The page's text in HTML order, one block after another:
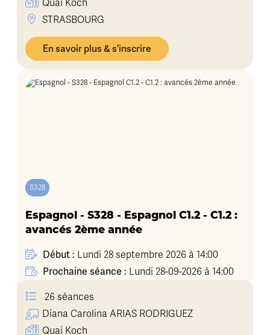
Quai Koch
STRASBOURG
En savoir plus & s'inscrire
S328
Espagnol - S328 - Espagnol C1.2 - C1.2 :
avancés 2ème année
Début : Lundi 28 septembre 2026 à 14:00
Prochaine séance : Lundi 28-09-2026 à 14:00
26 séances
Diana Carolina ARIAS RODRIGUEZ
Quai Koch